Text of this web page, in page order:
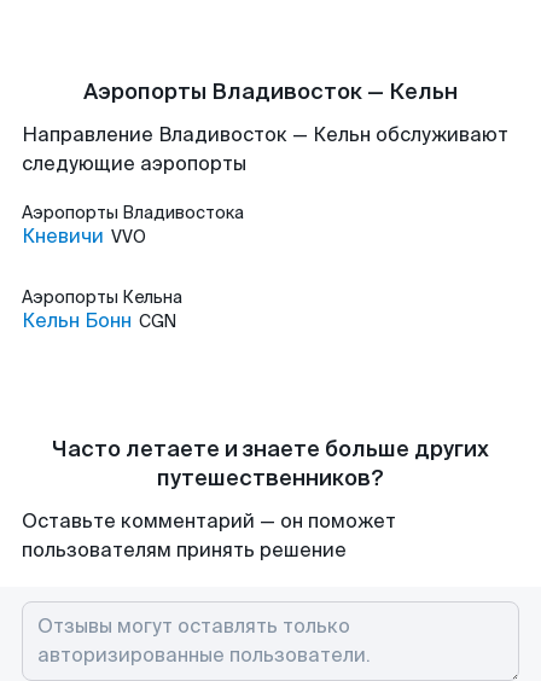
Аэропорты Владивосток — Кельн
Направление Владивосток — Кельн обслуживают
следующие аэропорты
Аэропорты Владивостока
Кневичи VVO
Аэропорты Кельна
Кельн Бонн CGN
Часто летаете и знаете больше других
путешественников?
Оставьте комментарий — он поможет
пользователям принять решение